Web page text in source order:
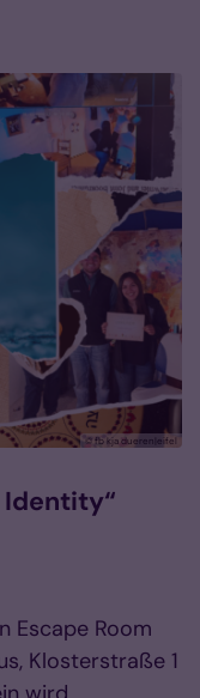
© fb kja dueren|eifel
Identity“
Escape Room
Klosterstraße 1